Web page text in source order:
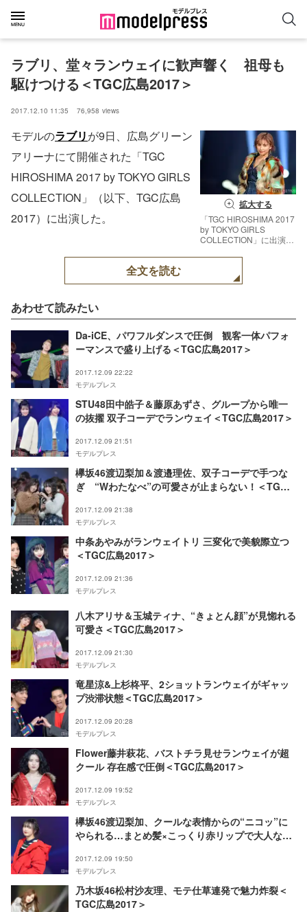
ラブリ、堂々ランウェイに歓声響く　祖母も
駆けつける＜TGC広島2017＞
2017.12.10 11:35 76,958 views
拡大する
「TGC HIROSHIMA 2017
by TOKYO GIRLS
COLLECTION」に出演し
レス
モデルのラブリが9日、広島グリーン
アリーナにて開催された「TGC
HIROSHIMA 2017 by TOKYO GIRLS
COLLECTION」（以下、TGC広島
2017）に出演した。
全文を読む
あわせて読みたい
Da-iCE、パワフルダンスで圧倒 観客一体パフォ
ーマンスで盛り上げる＜TGC広島2017＞
2017.12.09 22:22
モデルプレス
STU48田中皓子＆藤原あずさ、グループから唯一
の抜擢 双子コーデでランウェイ＜TGC広島2017＞
2017.12.09 21:51
モデルプレス
欅坂46渡辺梨加＆渡邉理佐、双子コーデで手つな
ぎ “Wわたなべ”の可愛さが止まらない！＜TGC
2017.12.09 21:38
モデルプレス
中条あやみがランウェイトリ 三変化で美貌際立つ
＜TGC広島2017＞
2017.12.09 21:36
モデルプレス
八木アリサ＆玉城ティナ、“きょとん顔”が見惚れる
可愛さ＜TGC広島2017＞
2017.12.09 21:30
モデルプレス
竜星涼&上杉柊平、2ショットランウェイがギャッ
プ渋滞状態＜TGC広島2017＞
2017.12.09 20:28
モデルプレス
Flower藤井萩花、バストチラ見せランウェイが超
クール 存在感で圧倒＜TGC広島2017＞
2017.12.09 19:52
モデルプレス
欅坂46渡辺梨加、クールな表情からの“ニコッ”に
やられる…まとめ髪×こっくり赤リップで大人な魅
2017.12.09 19:50
モデルプレス
乃木坂46松村沙友理、モテ仕草連発で魅力炸裂＜
TGC広島2017＞